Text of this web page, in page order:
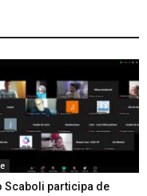
Scaboli participa de